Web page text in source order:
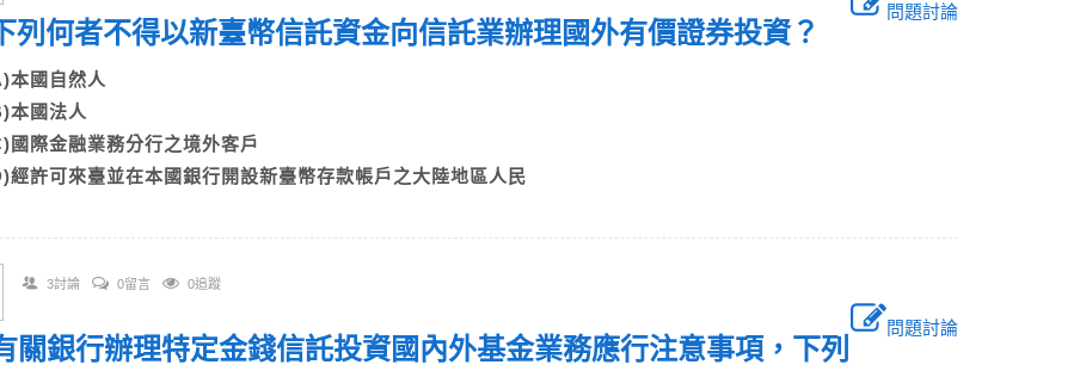
問題討論
列何者不得以新臺幣信託資金向信託業辦理國外有價證券投資？
本國自然人
本國法人
國際金融業務分行之境外客戶
經許可來臺並在本國銀行開設新臺幣存款帳戶之大陸地區人民
3討論 0留言 0追蹤
問題討論
關銀行辦理特定金錢信託投資國內外基金業務應行注意事項，下列